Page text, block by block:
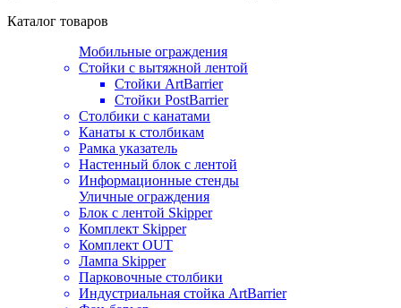
Каталог товаров
Мобильные ограждения
Стойки с вытяжной лентой
Стойки ArtBarrier
Стойки PostBarrier
Столбики с канатами
Канаты к столбикам
Рамка указатель
Настенный блок с лентой
Информационные стенды
Уличные ограждения
Блок с лентой Skipper
Комплект Skipper
Комплект OUT
Лампа Skipper
Парковочные столбики
Индустриальная стойка ArtBarrier